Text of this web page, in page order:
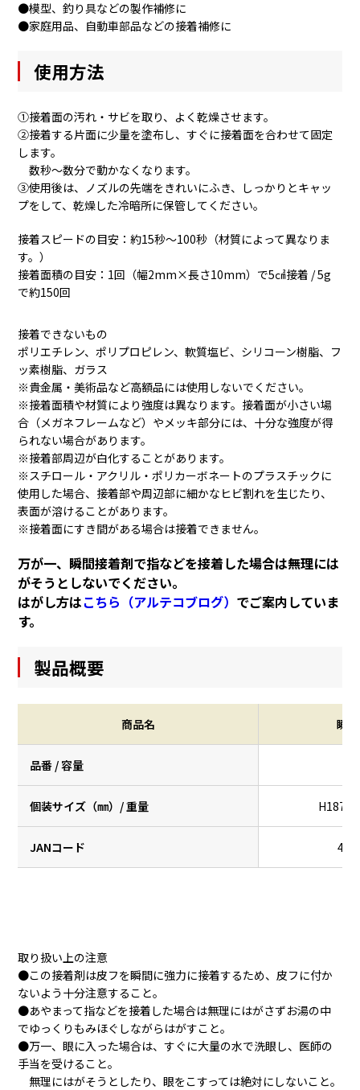
●模型、釣り具などの製作補修に
●家庭用品、自動車部品などの接着補修に
使用方法
①接着面の汚れ・サビを取り、よく乾燥させます。
②接着する片面に少量を塗布し、すぐに接着面を合わせて固定
します。
数秒～数分で動かなくなります。
③使用後は、ノズルの先端をきれいにふき、しっかりとキャッ
プをして、乾燥した冷暗所に保管してください。
接着スピードの目安：約15秒～100秒（材質によって異なりま
す。）
接着面積の目安：1回（幅2mm×長さ10mm）で5㎠接着 / 5g
で約150回
接着できないもの
ポリエチレン、ポリプロピレン、軟質塩ビ、シリコーン樹脂、フ
ッ素樹脂、ガラス
※貴金属・美術品など高額品には使用しないでください。
※接着面積や材質により強度は異なります。接着面が小さい場
合（メガネフレームなど）やメッキ部分には、十分な強度が得
られない場合があります。
※接着部周辺が白化することがあります。
※スチロール・アクリル・ポリカーボネートのプラスチックに
使用した場合、接着部や周辺部に細かなヒビ割れを生じたり、
表面が溶けることがあります。
※接着面にすき間がある場合は接着できません。
万が一、瞬間接着剤で指などを接着した場合は無理には
がそうとしないでください。
はがし方はこちら（アルテコブログ） でご案内していま
す。
製品概要
商品名 瞬
品番 / 容量
個装サイズ（㎜）/ 重量
JANコード
取り扱い上の注意
●この接着剤は皮フを瞬間に強力に接着するため、皮フに付か
ないよう十分注意すること。
●あやまって指などを接着した場合は無理にはがさずお湯の中
でゆっくりもみほぐしながらはがすこと。
●万一、眼に入った場合は、すぐに大量の水で洗眼し、医師の
手当を受けること。
無理にはがそうとしたり、眼をこすっては絶対にしないこと。